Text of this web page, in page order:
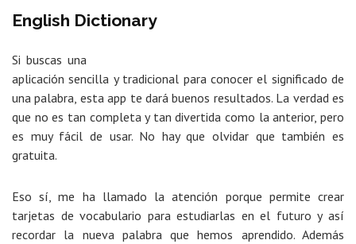
English Dictionary
Si buscas una
aplicación sencilla y tradicional para conocer el significado de
una palabra, esta app te dará buenos resultados. La verdad es
que no es tan completa y tan divertida como la anterior, pero
es muy fácil de usar. No hay que olvidar que también es
gratuita.
Eso sí, me ha llamado la atención porque permite crear
tarjetas de vocabulario para estudiarlas en el futuro y así
recordar la nueva palabra que hemos aprendido. Además